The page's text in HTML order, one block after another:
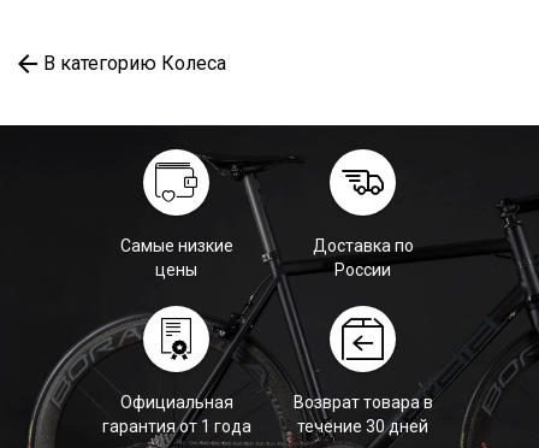
В категорию Колеса
Самые низкие
цены
Доставка по
России
Официальная
гарантия от 1 года
Возврат товара в
течение 30 дней